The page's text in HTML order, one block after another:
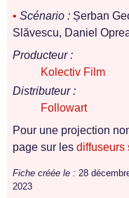
• Scénario : Șerban
Slăvescu, Daniel
Producteur :
Kolectiv Film
Distributeur :
Followart
Pour une projection
page sur les diffuseurs
Fiche créée le : 28
2023